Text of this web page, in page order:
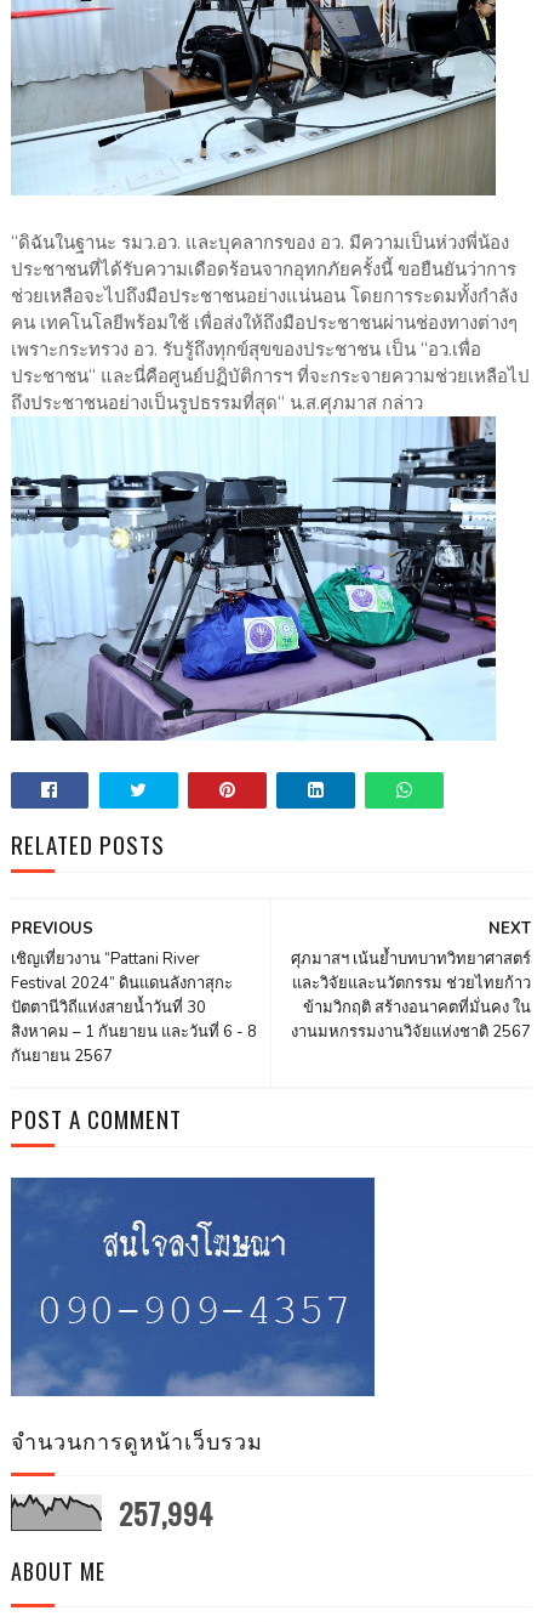
“ดิฉันในฐานะ รมว.อว. และบุคลากรของ อว. มีความเป็นห่วงพี่น้อง
ประชาชนที่ได้รับความเดือดร้อนจากอุทกภัยครั้งนี้ ขอยืนยันว่าการ
ช่วยเหลือจะไปถึงมือประชาชนอย่างแน่นอน โดยการระดมทั้งกำลัง
คน เทคโนโลยีพร้อมใช้ เพื่อส่งให้ถึงมือประชาชนผ่านช่องทางต่างๆ
เพราะกระทรวง อว. รับรู้ถึงทุกข์สุขของประชาชน เป็น “อว.เพื่อ
ประชาชน“ และนี่คือศูนย์ปฏิบัติการฯ ที่จะกระจายความช่วยเหลือไป
ถึงประชาชนอย่างเป็นรูปธรรมที่สุด“ น.ส.ศุภมาส กล่าว
RELATED POSTS
NEXT
ศุภมาสฯ เน้นย้ำบทบาทวิทยาศาสตร์
และวิจัยและนวัตกรรม ช่วยไทยก้าว
ข้ามวิกฤติ สร้างอนาคตที่มั่นคง ใน
งานมหกรรมงานวิจัยแห่งชาติ 2567
PREVIOUS
เชิญเที่ยวงาน “Pattani River
Festival 2024” ดินแดนลังกาสุกะ
ปัตตานีวิถีแห่งสายน้ำวันที่ 30
สิงหาคม – 1 กันยายน และวันที่ 6 - 8
กันยายน 2567
POST A COMMENT
จำนวนการดูหน้าเว็บรวม
257,994
ABOUT ME